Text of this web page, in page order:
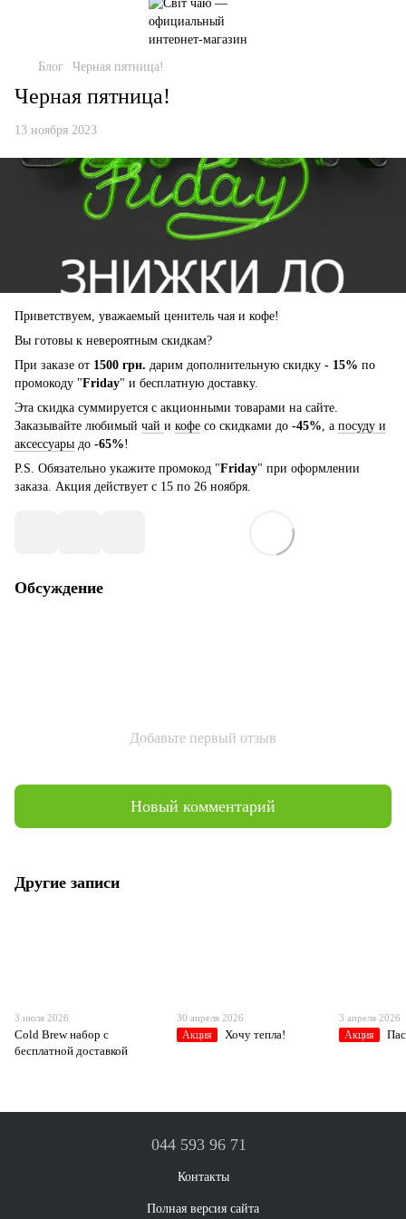
Блог Черная пятница!
Черная пятница!
13 ноября 2023
Приветствуем, уважаемый ценитель чая и кофе!
Вы готовы к невероятным скидкам?
При заказе от 1500 грн. дарим дополнительную скидку - 15% по
промокоду "Friday" и бесплатную доставку.
Эта скидка суммируется с акционными товарами на сайте.
Заказывайте любимый чай и кофе со скидками до -45%, а посуду и
аксессуары до -65%!
P.S. Обязательно укажите промокод "Friday" при оформлении
заказа. Акция действует с 15 по 26 ноября.
Обсуждение
Добавьте первый отзыв
Новый комментарий
Другие записи
3 июля 2026
Cold Brew набор с
бесплатной доставкой
30 апреля 2026
Акция Хочу тепла!
3 апреля 2026
Акция
044 593 96 71
Контакты
Полная версия сайта